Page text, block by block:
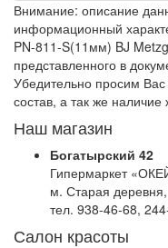
Внимание: описание
информационный
PN-811-S(11мм) BJ
представленного в
Убедительно просим
состав, а так же
Наш магазин
Богатырский 42
Гипермаркет
м. Старая деревня,
тел. 938-46-68,
Салон красоты